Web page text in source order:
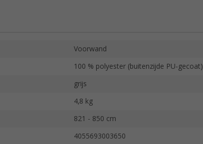
Voorwand
100 % polyester (buitenzijde PU-gecoat)
grijs
4,8 kg
821 - 850 cm
4055693003650